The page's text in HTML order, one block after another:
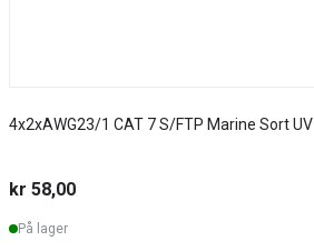
4x2xAWG23/1 CAT 7 S/FTP Marine Sort UV
kr 58,00
På lager